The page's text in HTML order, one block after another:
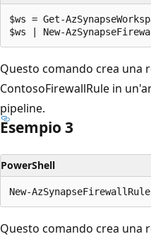
$ws = Get-
Questo comando crea una
ContosoFirewallRule in
pipeline.
Esempio 3
PowerShell
Questo comando crea una